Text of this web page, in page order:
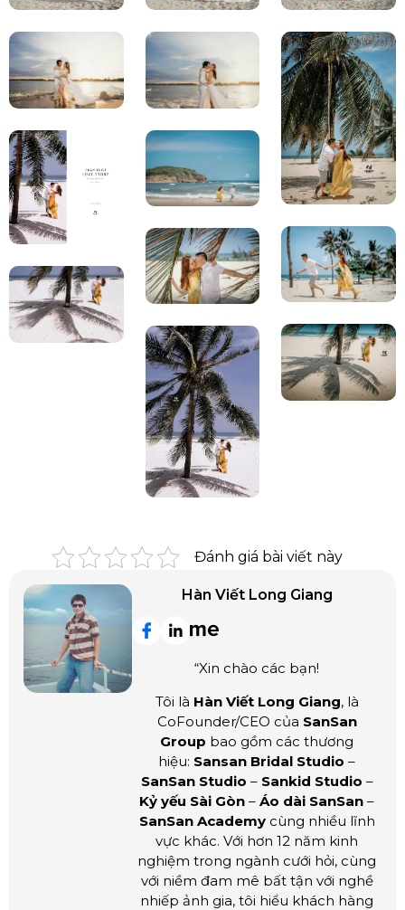
Đánh giá bài viết này
Hàn Viết Long Giang
“Xin chào các bạn!
Tôi là Hàn Viết Long Giang, là
CoFounder/CEO của SanSan
Group bao gồm các thương
hiệu: Sansan Bridal Studio –
SanSan Studio – Sankid Studio –
Kỷ yếu Sài Gòn – Áo dài SanSan –
SanSan Academycùng nhiều lĩnh
vực khác. Với hơn 12 năm kinh
nghiệm trong ngành cưới hỏi, cùng
với niềm đam mê bất tận với nghề
nhiếp ảnh gia, tôi hiểu khách hàng